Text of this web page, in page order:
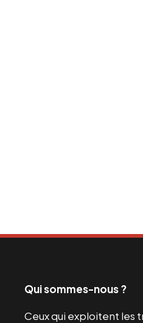
Qui sommes-nous ?
Ceux qui exploitent les